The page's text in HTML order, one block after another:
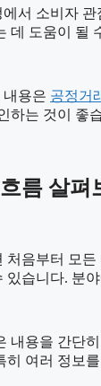
서 소비자
데 도움이 될
내용은 공정거
하는 것이 좋
름 살펴
음부터 모
있습니다. 분
내용을 간단
히 여러 정보